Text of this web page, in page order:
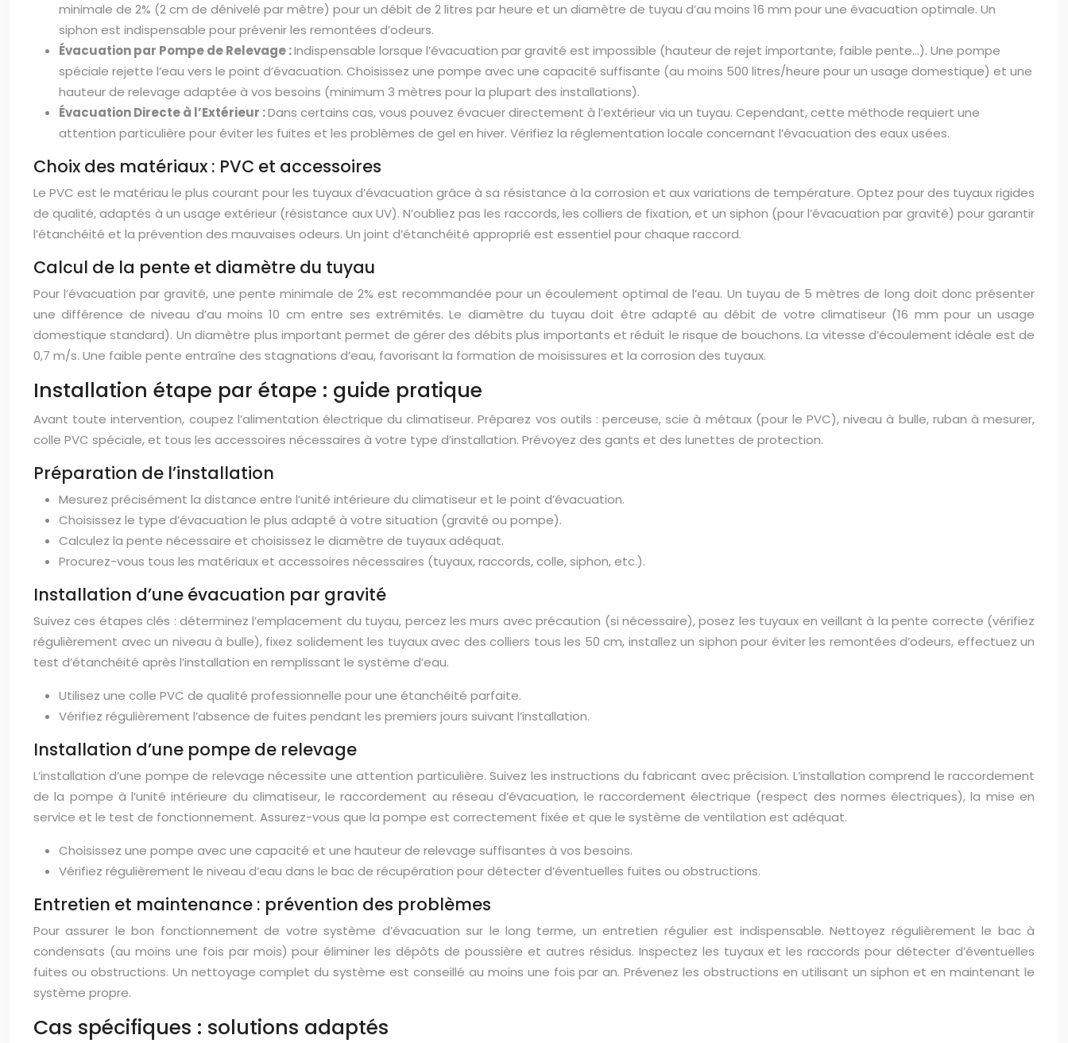
minimale de 2% (2 cm de dénivelé par mètre) pour un débit de 2 litres par heure et un diamètre de tuyau d’au moins 16 mm pour une évacuation optimale. Un
siphon est indispensable pour prévenir les remontées d’odeurs.
Évacuation par Pompe de Relevage :Indispensable lorsque l’évacuation par gravité est impossible (hauteur de rejet importante, faible pente…). Une pompe
spéciale rejette l’eau vers le point d’évacuation. Choisissez une pompe avec une capacité suffisante (au moins 500 litres/heure pour un usage domestique) et une
hauteur de relevage adaptée à vos besoins (minimum 3 mètres pour la plupart des installations).
Évacuation Directe à l’Extérieur :Dans certains cas, vous pouvez évacuer directement à l’extérieur via un tuyau. Cependant, cette méthode requiert une
attention particulière pour éviter les fuites et les problèmes de gel en hiver. Vérifiez la réglementation locale concernant l’évacuation des eaux usées.
Choix des matériaux : PVC et accessoires
Le PVC est le matériau le plus courant pour les tuyaux d’évacuation grâce à sa résistance à la corrosion et aux variations de température. Optez pour des tuyaux rigides
de qualité, adaptés à un usage extérieur (résistance aux UV). N’oubliez pas les raccords, les colliers de fixation, et un siphon (pour l’évacuation par gravité) pour garantir
l’étanchéité et la prévention des mauvaises odeurs. Un joint d’étanchéité approprié est essentiel pour chaque raccord.
Calcul de la pente et diamètre du tuyau
Pour l’évacuation par gravité, une pente minimale de 2% est recommandée pour un écoulement optimal de l’eau. Un tuyau de 5 mètres de long doit donc présenter
une différence de niveau d’au moins 10 cm entre ses extrémités. Le diamètre du tuyau doit être adapté au débit de votre climatiseur (16 mm pour un usage
domestique standard). Un diamètre plus important permet de gérer des débits plus importants et réduit le risque de bouchons. La vitesse d’écoulement idéale est de
0,7 m/s. Une faible pente entraîne des stagnations d’eau, favorisant la formation de moisissures et la corrosion des tuyaux.
Installation étape par étape : guide pratique
Avant toute intervention, coupez l’alimentation électrique du climatiseur. Préparez vos outils : perceuse, scie à métaux (pour le PVC), niveau à bulle, ruban à mesurer,
colle PVC spéciale, et tous les accessoires nécessaires à votre type d’installation. Prévoyez des gants et des lunettes de protection.
Préparation de l’installation
Mesurez précisément la distance entre l’unité intérieure du climatiseur et le point d’évacuation.
Choisissez le type d’évacuation le plus adapté à votre situation (gravité ou pompe).
Calculez la pente nécessaire et choisissez le diamètre de tuyaux adéquat.
Procurez-vous tous les matériaux et accessoires nécessaires (tuyaux, raccords, colle, siphon, etc.).
Installation d’une évacuation par gravité
Suivez ces étapes clés : déterminez l’emplacement du tuyau, percez les murs avec précaution (si nécessaire), posez les tuyaux en veillant à la pente correcte (vérifiez
régulièrement avec un niveau à bulle), fixez solidement les tuyaux avec des colliers tous les 50 cm, installez un siphon pour éviter les remontées d’odeurs, effectuez un
test d’étanchéité après l’installation en remplissant le système d’eau.
Utilisez une colle PVC de qualité professionnelle pour une étanchéité parfaite.
Vérifiez régulièrement l’absence de fuites pendant les premiers jours suivant l’installation.
Installation d’une pompe de relevage
L’installation d’une pompe de relevage nécessite une attention particulière. Suivez les instructions du fabricant avec précision. L’installation comprend le raccordement
de la pompe à l’unité intérieure du climatiseur, le raccordement au réseau d’évacuation, le raccordement électrique (respect des normes électriques), la mise en
service et le test de fonctionnement. Assurez-vous que la pompe est correctement fixée et que le système de ventilation est adéquat.
Choisissez une pompe avec une capacité et une hauteur de relevage suffisantes à vos besoins.
Vérifiez régulièrement le niveau d’eau dans le bac de récupération pour détecter d’éventuelles fuites ou obstructions.
Entretien et maintenance : prévention des problèmes
Pour assurer le bon fonctionnement de votre système d’évacuation sur le long terme, un entretien régulier est indispensable. Nettoyez régulièrement le bac à
condensats (au moins une fois par mois) pour éliminer les dépôts de poussière et autres résidus. Inspectez les tuyaux et les raccords pour détecter d’éventuelles
fuites ou obstructions. Un nettoyage complet du système est conseillé au moins une fois par an. Prévenez les obstructions en utilisant un siphon et en maintenant le
système propre.
Cas spécifiques : solutions adaptés